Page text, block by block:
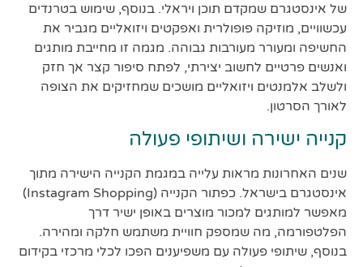
של אינסטגרם שמקדם תוכן ויראלי. בנוסף, שימוש בטרנדים
עכשוויים, מוזיקה פופולרית ואפקטים ויזואליים מגביר את
החשיפה ומעורר מעורבות גבוהה. מגמה זו מחייבת מותגים
ואנשים פרטיים לחשוב יצירתי, לפתח סיפור קצר אך חזק
ולשלב אלמנטים ויזואליים מושכים שמחזיקים את הצופה
לאורך הסרטון.
קנייה ישירה ושיתופי פעולה
שנים האחרונות מראות עלייה במגמת הקנייה הישירה מתוך
אינסטגרם בישראל. כפתור הקנייה (Instagram Shopping)
מאפשר למותגים למכור מוצרים באופן ישיר דרך
הפלטפורמה, מה שמספק חוויית משתמש חלקה ומהירה.
בנוסף, שיתופי פעולה עם משפיענים הפכו לכלי מרכזי בקידום